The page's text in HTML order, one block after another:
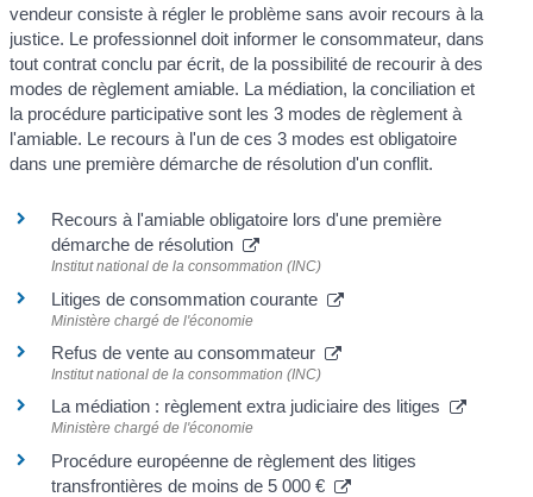
vendeur consiste à régler le problème sans avoir recours à la
justice. Le professionnel doit informer le consommateur, dans
tout contrat conclu par écrit, de la possibilité de recourir à des
modes de règlement amiable. La médiation, la conciliation et
la procédure participative sont les 3 modes de règlement à
l'amiable. Le recours à l'un de ces 3 modes est obligatoire
dans une première démarche de résolution d'un conflit.
Recours à l'amiable obligatoire lors d'une première
démarche de résolution
Institut national de la consommation (INC)
Litiges de consommation courante
Ministère chargé de l'économie
Refus de vente au consommateur
Institut national de la consommation (INC)
La médiation : règlement extra judiciaire des litiges
Ministère chargé de l'économie
Procédure européenne de règlement des litiges
transfrontières de moins de 5 000 €